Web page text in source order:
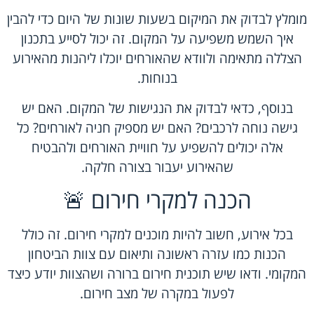
מומלץ לבדוק את המיקום בשעות שונות של היום כדי להבין
איך השמש משפיעה על המקום. זה יכול לסייע בתכנון
הצללה מתאימה ולוודא שהאורחים יוכלו ליהנות מהאירוע
בנוחות.
בנוסף, כדאי לבדוק את הנגישות של המקום. האם יש
גישה נוחה לרכבים? האם יש מספיק חניה לאורחים? כל
אלה יכולים להשפיע על חוויית האורחים ולהבטיח
שהאירוע יעבור בצורה חלקה.
הכנה למקרי חירום 🚨
בכל אירוע, חשוב להיות מוכנים למקרי חירום. זה כולל
הכנות כמו עזרה ראשונה ותיאום עם צוות הביטחון
המקומי. ודאו שיש תוכנית חירום ברורה ושהצוות יודע כיצד
לפעול במקרה של מצב חירום.